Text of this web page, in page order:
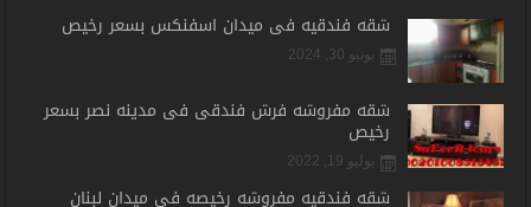
شقه فندقيه فى ميدان اسفنكس بسعر رخيص
يونيو 30, 2024
شقه مفروشه فرش فندقى فى مدينه نصر بسعر
رخيص
يوليو 19, 2022
شقه فندقيه مفروشه رخيصه فى ميدان لبنان